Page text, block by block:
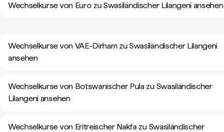
Wechselkurse von Euro zu Swasiländischer Lilangeni ansehen
Wechselkurse von VAE-Dirham zu Swasiländischer Lilangeni
ansehen
Wechselkurse von Botswanischer Pula zu Swasiländischer
Lilangeni ansehen
Wechselkurse von Eritreischer Nakfa zu Swasiländischer